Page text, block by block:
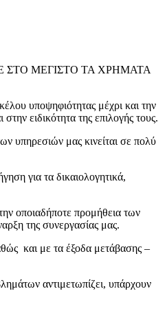
ΣΤΟ ΜΕΓΙΣΤΟ ΤΑ ΧΡΗΜΑΤΑ
υποψηφιότητας μέχρι και την
ειδικότητα της επιλογής τους.
υπηρεσιών μας κινείται σε πολύ
για τα δικαιολογητικά,
οποιαδήποτε προμήθεια των
της συνεργασίας μας.
και με τα έξοδα μετάβασης –
αντιμετωπίζει, υπάρχουν